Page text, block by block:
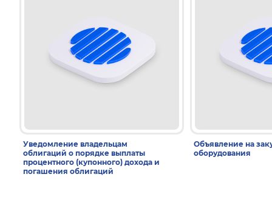
Уведомление владельцам
облигаций о порядке выплаты
процентного (купонного) дохода и
погашения облигаций
Объявление на
оборудования